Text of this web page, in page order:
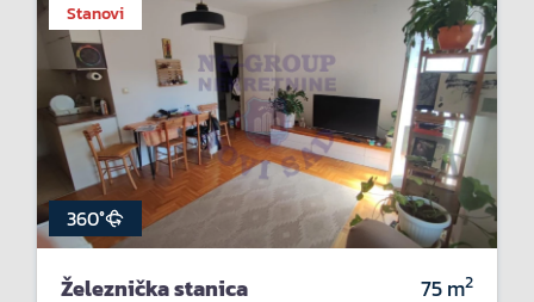
Stanovi
360°
Železnička stanica 75m2